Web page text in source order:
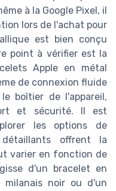
à la Google Pixel, il
lors de l'achat pour
est bien conçu
point à vérifier est la
Apple en métal
de connexion fluide
boîtier de l'appareil,
et sécurité. Il est
les options de
offrent la
varier en fonction de
d'un bracelet en
milanais noir ou d'un